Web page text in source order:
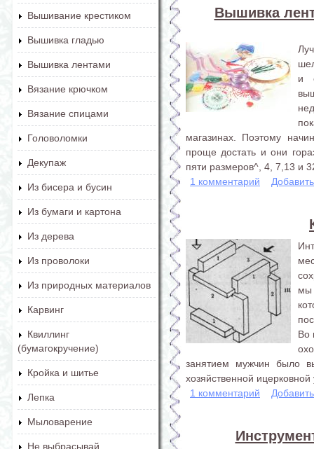
Вышивание крестиком
Вышивка гладью
Вышивка лентами
Вязание крючком
Вязание спицами
Головоломки
Декупаж
Из бисера и бусин
Из бумаги и картона
Из дерева
Из проволоки
Из природных материалов
Карвинг
Квиллинг
(бумагокручение)
Кройка и шитье
Лепка
Мыловарение
Не выбрасывай,
Вышивка
и
магазинах. Поэтому
проще достать и они
пяти размеров^, 4, 7,13 и
1 комментарий
мы
Во
занятием мужчин было
хозяйственной ицерковной
1 комментарий